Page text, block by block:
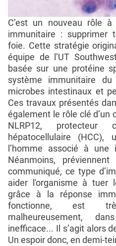
C’est un nouveau rôle
immunitaire : supprimer
foie. Cette stratégie
équipe de l’UT
basée sur une protéine
système immunitaire
microbes intestinaux et
Ces travaux présentés
également le rôle clé d’un
NLRP12, protecteur
hépatocellulaire
l’homme associé à une
Néanmoins,
communiqué, ce type
aider l'organisme à tuer
grâce à la réponse
fonctionne, est
malheureusement,
inefficace... Il s’agit alors
Un espoir donc, en demi-